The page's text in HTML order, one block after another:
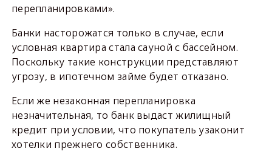
перепланировками».
Банки насторожатся только в случае, если
условная квартира стала сауной с бассейном.
Поскольку такие конструкции представляют
угрозу, в ипотечном займе будет отказано.
Если же незаконная перепланировка
незначительная, то банк выдаст жилищный
кредит при условии, что покупатель узаконит
хотелки прежнего собственника.